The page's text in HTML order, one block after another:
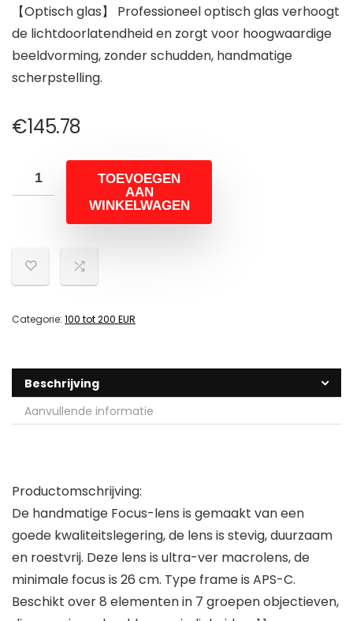
【Optisch glas】 Professioneel optisch glas verhoogt
de lichtdoorlatendheid en zorgt voor hoogwaardige
beeldvorming, zonder schudden, handmatige
scherpstelling.
€145.78
TOEVOEGEN
AAN
WINKELWAGEN
Categorie: 100 tot 200 EUR
Beschrijving
Aanvullende informatie
Productomschrijving:
De handmatige Focus-lens is gemaakt van een
goede kwaliteitslegering, de lens is stevig, duurzaam
en roestvrij. Deze lens is ultra-ver macrolens, de
minimale focus is 26 cm. Type frame is APS-C.
Beschikt over 8 elementen in 7 groepen objectieven,